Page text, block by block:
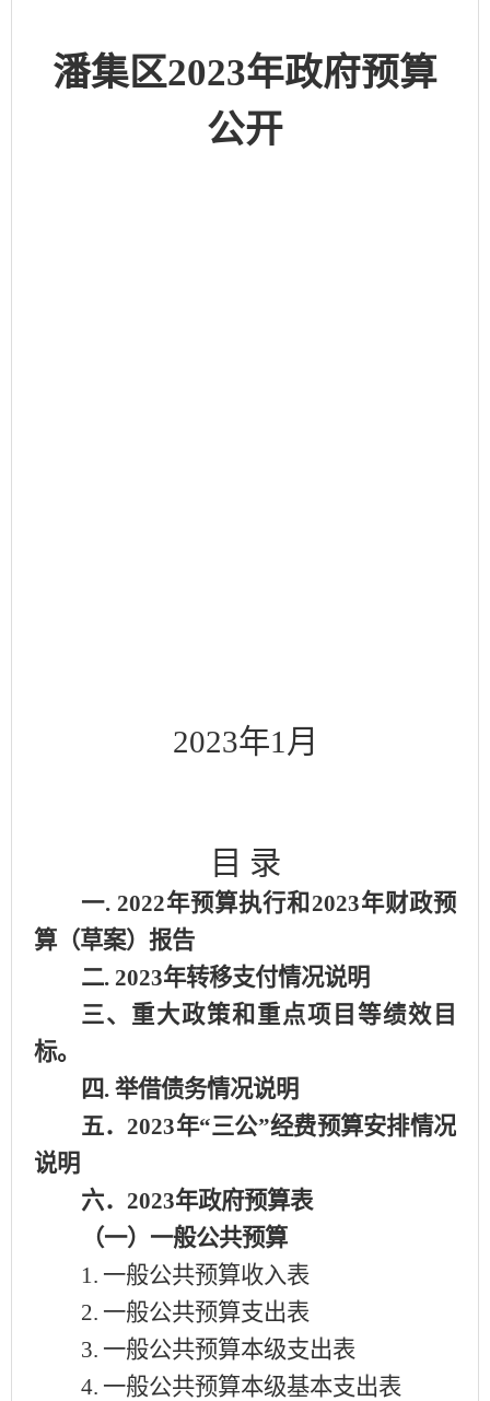
潘集区2023年政府预算
公开
2023年1月
目 录
一. 2022年预算执行和2023年财政预
算（草案）报告
二. 2023年转移支付情况说明
三、重大政策和重点项目等绩效目
标。
四. 举借债务情况说明
五．2023年“三公”经费预算安排情况
说明
六． 2023年政府预算表
（一）一般公共预算
1. 一般公共预算收入表
2. 一般公共预算支出表
3. 一般公共预算本级支出表
4. 一般公共预算本级基本支出表